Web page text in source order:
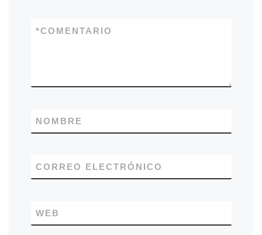
COMENTARIO
*
NOMBRE
CORREO ELECTRÓNICO
WEB